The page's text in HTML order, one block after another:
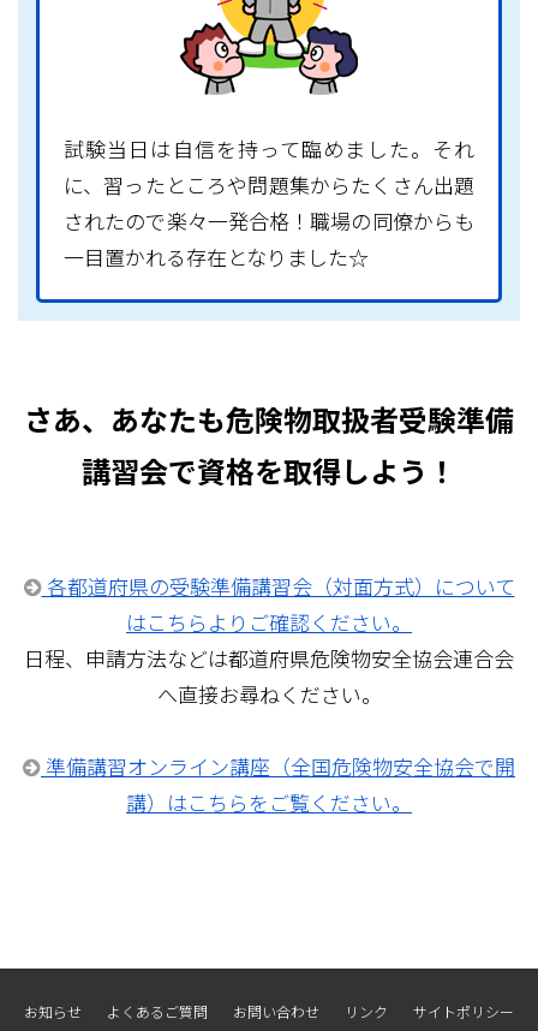
試験当日は自信を持って臨めました。それ
に、習ったところや問題集からたくさん出題
されたので楽々一発合格！職場の同僚からも
一目置かれる存在となりました☆
さあ、あなたも危険物取扱者受験準備
講習会で資格を取得しよう！
各都道府県の受験準備講習会（対面方式）について
はこちらよりご確認ください。
日程、申請方法などは都道府県危険物安全協会連合会
へ直接お尋ねください。
準備講習オンライン講座（全国危険物安全協会で開
講）はこちらをご覧ください。
お知らせ よくあるご質問 お問い合わせ リンク サイトポリシー